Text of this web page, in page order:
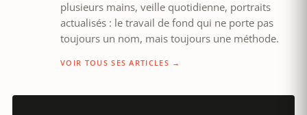
plusieurs mains, veille quotidienne, portraits
actualisés : le travail de fond qui ne porte pas
toujours un nom, mais toujours une méthode.
VOIR TOUS SES ARTICLES →